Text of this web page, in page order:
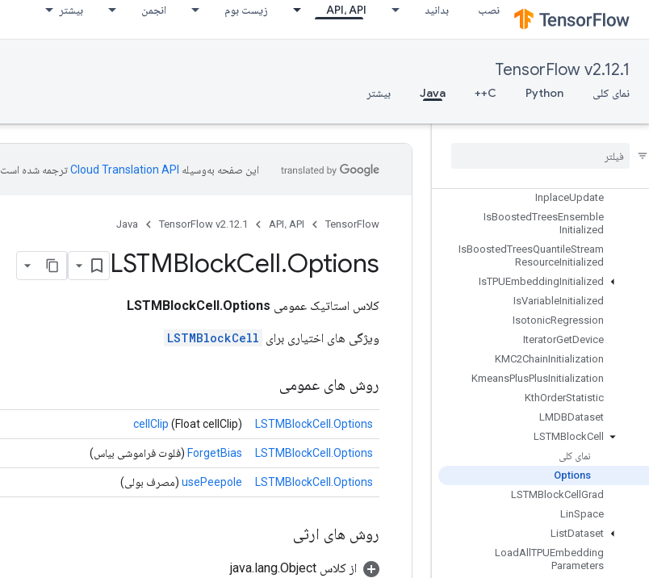
نصب بدانید API، API زیست بوم انجمن بیشتر
TensorFlow v2.12.1
نمای کلی Python
C++
Java بیشتر
InfeedDequeueTuple
InfeedEnqueue
InfeedEnqueuePrelinearizedBuffer
InitializeTable
InplaceUpdate
IsBoostedTreesEnsemble
Initialized
IsBoostedTreesQuantileStream
ResourceInitialized
IsTPUEmbeddingInitialized
IsVariableInitialized
IsotonicRegression
IteratorGetDevice
KMC2ChainInitialization
KmeansPlusPlusInitialization
KthOrderStatistic
LMDBDataset
LSTMBlockCell
نمای کلی
Options
LSTMBlockCell Grad
LinSpace
ListDataset
LoadAll TPUEmbedding
Parameters
این صفحه به‌وسیله ترجمه شده است.
TensorFlow API، API TensorFlow v2.12.1
Java
LSTMBlockCell.Options
کلاس استاتیک عمومی LSTMBlockCell.Options
ویژگی های اختیاری برای LSTMBlockCell
روش های عمومی
LSTMBlockCell.Options
cellClip (Float cellClip)
LSTMBlockCell.Options
ForgetBias (فلوت فراموشی بیاس)
LSTMBlockCell.Options
usePeepole (مصرف بولی)
روش های ارثی
از کلاس java.lang.Object